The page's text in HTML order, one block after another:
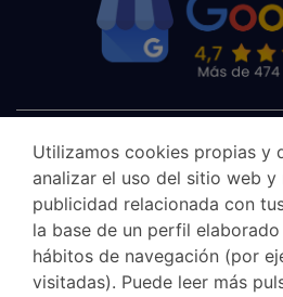
Utilizamos cookies propias y
analizar el uso del sitio web
publicidad relacionada con
la base de un perfil
hábitos de navegación (por
visitadas). Puede leer más